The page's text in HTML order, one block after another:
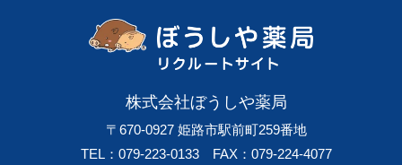
株式会社ぼうしや薬局
〒670-0927 姫路市駅前町259番地
TEL：079-223-0133 FAX：079-224-4077